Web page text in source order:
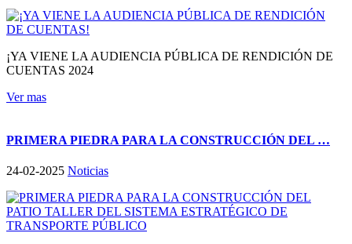
¡YA VIENE LA AUDIENCIA PÚBLICA DE RENDICIÓN DE
CUENTAS 2024
Ver mas
PRIMERA PIEDRA PARA LA CONSTRUCCIÓN DEL …
24-02-2025 Noticias